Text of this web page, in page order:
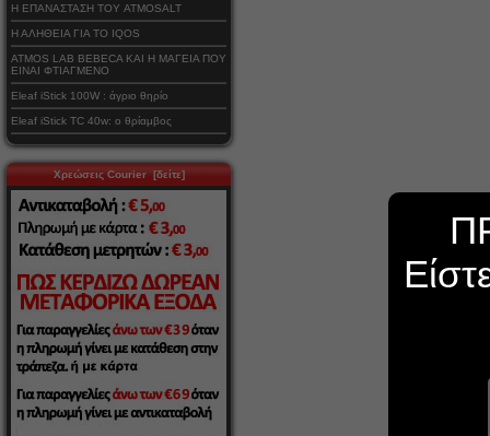
Η ΕΠΑΝΑΣΤΑΣΗ ΤΟΥ ATMOSALT
Η ΑΛΗΘΕΙΑ ΓΙΑ ΤΟ IQOS
ATMOS LAB BEBECA ΚΑΙ Η ΜΑΓΕΙΑ ΠΟΥ
ΕΙΝΑΙ ΦΤΙΑΓΜΕΝΟ
Eleaf iStick 100W : άγριο θηρίο
Eleaf iStick TC 40w: ο θρίαμβος
Χρεώσεις Courier [δείτε]